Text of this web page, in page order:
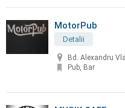
MotorPub
Detalii
Bd. Alexandru
Pub, Bar